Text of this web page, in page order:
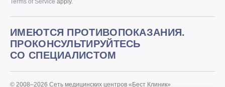
Terms of Service apply.
ИМЕЮТСЯ ПРОТИВОПОКАЗАНИЯ.
ПРОКОНСУЛЬТИРУЙТЕСЬ
СО СПЕЦИАЛИСТОМ
© 2008–2026 Сеть медицинских центров «Бест Клиник»